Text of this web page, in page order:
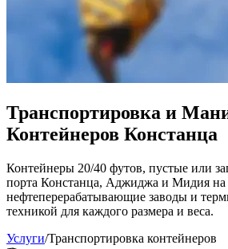
Транспортировка и
Контейнеров Констанца
Контейнеры 20/40 футов, пустые или
порта Констанца, Аджиджа и Мидия на
нефтеперерабатывающие заводы и
техникой для каждого размера и веса.
Услуги/Транспортировка контейнеров